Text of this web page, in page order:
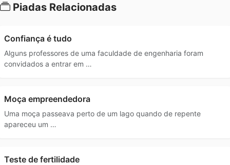
Piadas Relacionadas
Confiança é tudo
Alguns professores de uma faculdade de engenharia foram
convidados a entrar em …
Moça empreendedora
Uma moça passeava perto de um lago quando de repente
apareceu um …
Teste de fertilidade